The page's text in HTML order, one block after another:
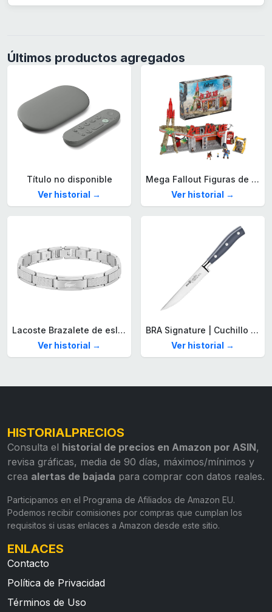
Últimos productos agregados
Título no disponible
Ver historial →
Mega Fallout Figuras de acción y Juguetes de construcción, Parada de Camiones Red Rocket con 824 Piezas, 2 Personajes articulados y Accesorios, para coleccionistas, HXT00
Ver historial →
Lacoste Brazalete de eslabón para Hombre Colección STENCIL de Acero inoxidable
Ver historial →
BRA Signature | Cuchillo tomatero 120 mm, Acero Inoxidable alemán forjado con Molibdeno Vanadio, Mango Remachado ABS, Diseño Ergonómico, Hoja 1,6 mm espesor
Ver historial →
HISTORIALPRECIOS
Consulta el historial de precios en Amazon por ASIN,
revisa gráficas, media de 90 días, máximos/mínimos y
crea alertas de bajada para comprar con datos reales.
Participamos en el Programa de Afiliados de Amazon EU.
Podemos recibir comisiones por compras que cumplan los
requisitos si usas enlaces a Amazon desde este sitio.
ENLACES
Contacto
Política de Privacidad
Términos de Uso